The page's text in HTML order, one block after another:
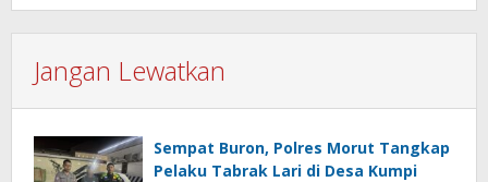
Jangan Lewatkan
Sempat Buron, Polres Morut Tangkap
Pelaku Tabrak Lari di Desa Kumpi